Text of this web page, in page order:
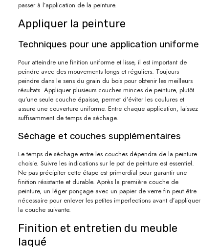
passer à l’application de la peinture.
Appliquer la peinture
Techniques pour une application uniforme
Pour atteindre une finition uniforme et lisse, il est important de
peindre avec des mouvements longs et réguliers. Toujours
peindre dans le sens du grain du bois pour obtenir les meilleurs
résultats. Appliquer plusieurs couches minces de peinture, plutôt
qu’une seule couche épaisse, permet d’éviter les coulures et
assure une couverture uniforme. Entre chaque application, laissez
suffisamment de temps de séchage.
Séchage et couches supplémentaires
Le temps de séchage entre les couches dépendra de la peinture
choisie. Suivre les indications sur le pot de peinture est essentiel.
Ne pas précipiter cette étape est primordial pour garantir une
finition résistante et durable. Après la première couche de
peinture, un léger ponçage avec un papier de verre fin peut être
nécessaire pour enlever les petites imperfections avant d’appliquer
la couche suivante.
Finition et entretien du meuble
laqué